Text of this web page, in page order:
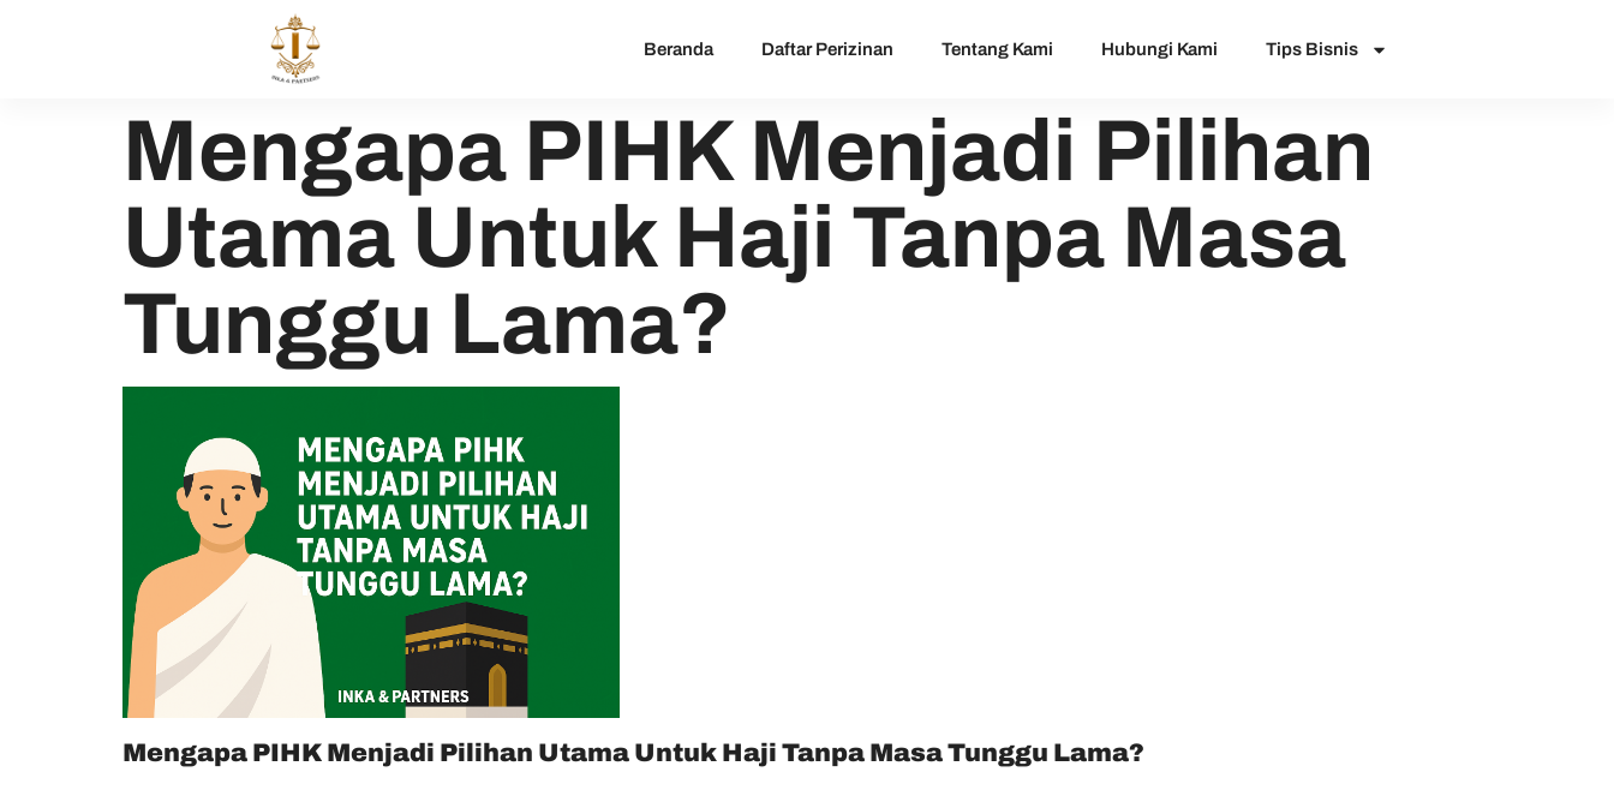
Beranda Daftar Perizinan Tentang Kami Hubungi Kami Tips Bisnis
Mengapa PIHK Menjadi Pilihan
Utama Untuk Haji Tanpa Masa
Tunggu Lama?
Mengapa PIHK Menjadi Pilihan Utama Untuk Haji Tanpa Masa Tunggu Lama?